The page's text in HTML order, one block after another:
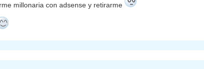
millonaria con adsense y retirarme